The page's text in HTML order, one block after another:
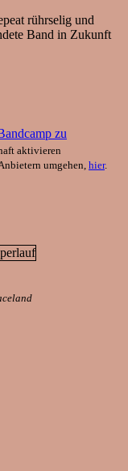
rührselig und
Band in Zukunft
zu
aktivieren
umgehen, hier.